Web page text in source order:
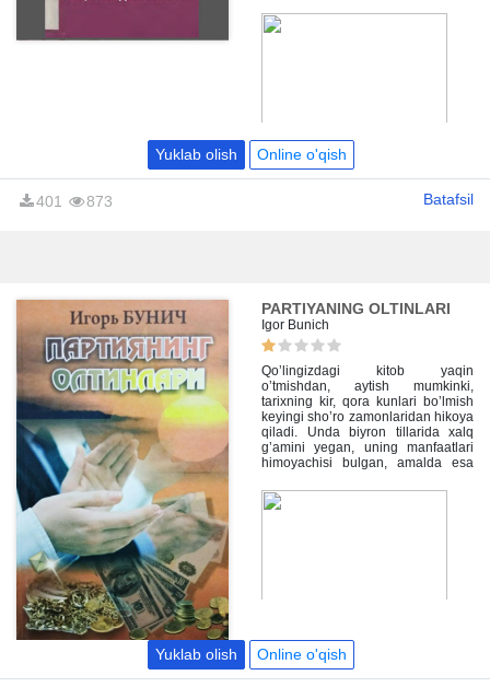
xizmatlari yoritilgan.
Yuklab olish Online o'qish
401 873 Batafsil
PARTIYANING OLTINLARI
Igor Bunich
Qoʼlingizdagi kitob yaqin
oʼtmishdan, aytish mumkinki,
tarixning kir, qora kunlari boʼlmish
keyingi shoʼro zamonlaridan hikoya
qiladi. Unda biyron tillarida xalq
gʼamini yegan, uning manfaatlari
himoyachisi bulgan, amalda esa
nonigacha surbetlarcha tortib olib
oʼzlashtirgan kommunistik firqa
farqlashga, kimning kim ekanini bi-
ommasiga - uygʼoq fikrli insonlarga
ancha-muncha maʼnaviy va ilmiy
ozuq beradi, deb oʼylaymiz.
Yuklab olish Online o'qish